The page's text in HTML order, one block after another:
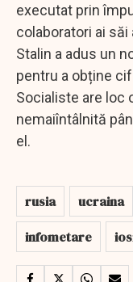
executat prin
colaboratori ai
Stalin a adus un
pentru a obține
Socialiste are loc
nemaiîntâlnită
el.
rusia ucraina
infometare